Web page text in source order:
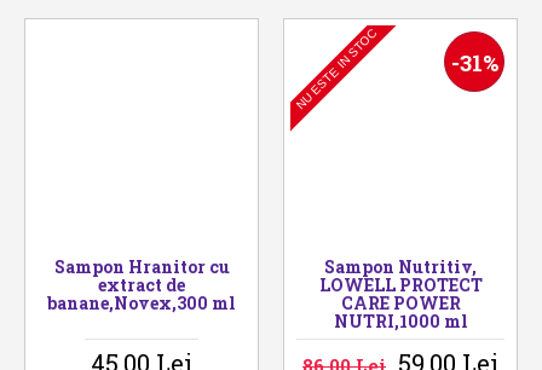
Sampon Hranitor cu
extract de
banane,Novex,300 ml
45,00 Lei
-31%
NU ESTE IN STOC
Sampon Nutritiv,
LOWELL PROTECT
CARE POWER
NUTRI,1000 ml
86,00 Lei 59,00 Lei